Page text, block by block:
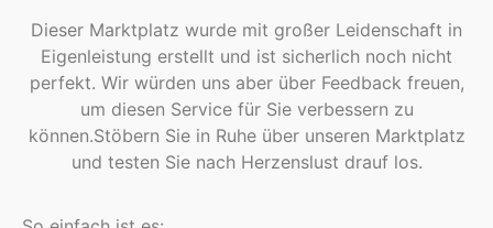
Dieser Marktplatz wurde mit großer Leidenschaft in
Eigenleistung erstellt und ist sicherlich noch nicht
perfekt. Wir würden uns aber über Feedback freuen,
um diesen Service für Sie verbessern zu
können.Stöbern Sie in Ruhe über unseren Marktplatz
und testen Sie nach Herzenslust drauf los.